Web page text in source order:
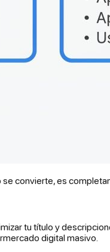
se convierte, es
tu título y
digital masivo.